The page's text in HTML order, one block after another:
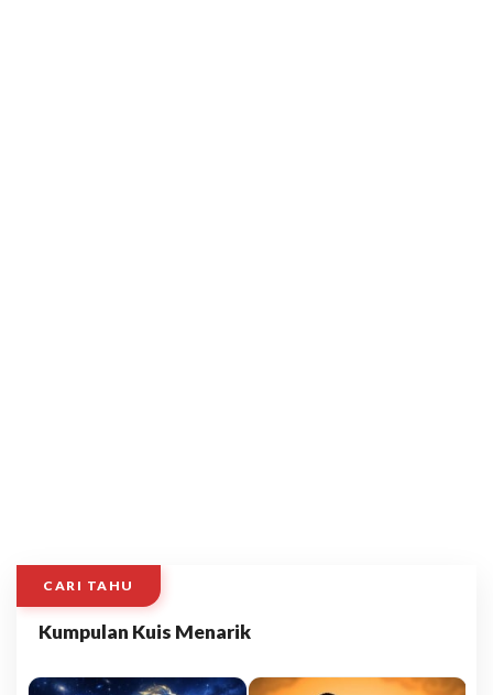
CARI TAHU
Kumpulan Kuis Menarik